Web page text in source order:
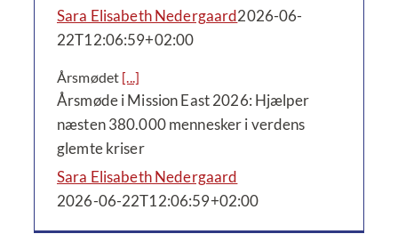
Sara Elisabeth Nedergaard2026-06-
22T12:06:59+02:00
Årsmødet [...]
Årsmøde i Mission East 2026: Hjælper
næsten 380.000 mennesker i verdens
glemte kriser
Sara Elisabeth Nedergaard
2026-06-22T12:06:59+02:00